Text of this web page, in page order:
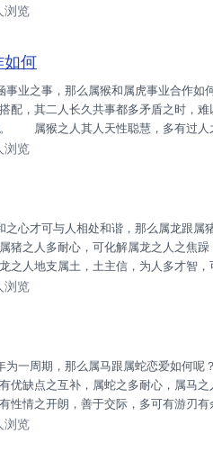
，尚且多可尽心尽力。 属虎之人其
浏览
如何
配，其二人长久共事都多矛盾之时，
属猴之人其人天性聪慧，多有过人
格是浮躁，遇急事都有手足无措，
浏览
猪之人多耐心，可化解属龙之人之焦
人地支属土，土主信，为人多才智，
且享受生活之乐趣，多可生活之丰
浏览
优缺点之互补，属蛇之多耐心，属马
情之开朗，善于交际，多可有游刃有
有激情，可有感情之了浪漫之气。
浏览